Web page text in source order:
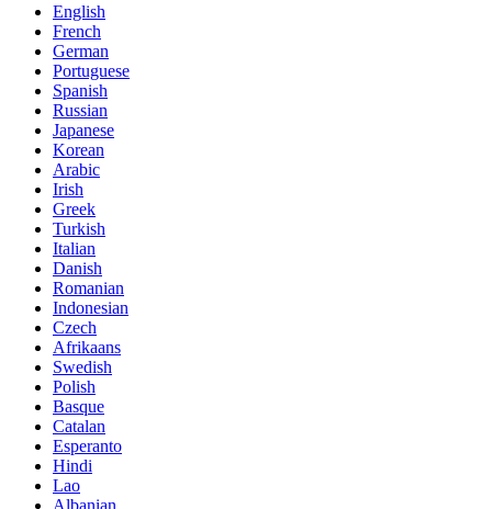
English
French
German
Portuguese
Spanish
Russian
Japanese
Korean
Arabic
Irish
Greek
Turkish
Italian
Danish
Romanian
Indonesian
Czech
Afrikaans
Swedish
Polish
Basque
Catalan
Esperanto
Hindi
Lao
Albanian